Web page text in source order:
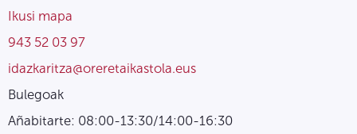
Ikusi mapa
943 52 03 97
idazkaritza@oreretaikastola.eus
Bulegoak
Añabitarte: 08:00-13:30/14:00-16:30